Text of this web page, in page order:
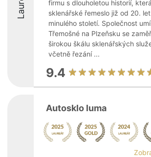
firmu s dlouholetou historií,
sklenářské řemeslo již od 20. let
minulého století. Společnost
Třemošné na Plzeňsku se
širokou škálu sklenářských
včetně řezání ...
9.4
Autosklo luma